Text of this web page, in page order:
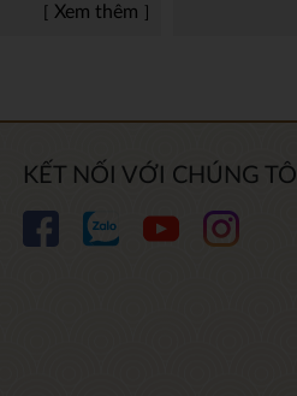
Xem thêm
KẾT NỐI VỚI CHÚNG TÔI